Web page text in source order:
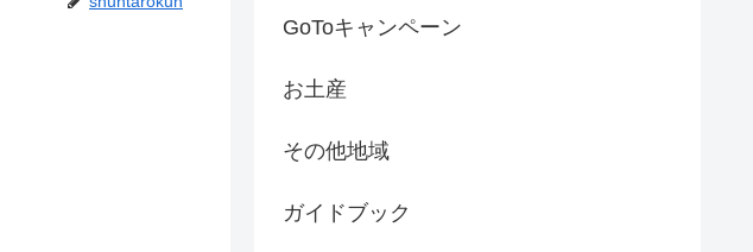
GoToキャンペーン
お土産
その他地域
ガイドブック